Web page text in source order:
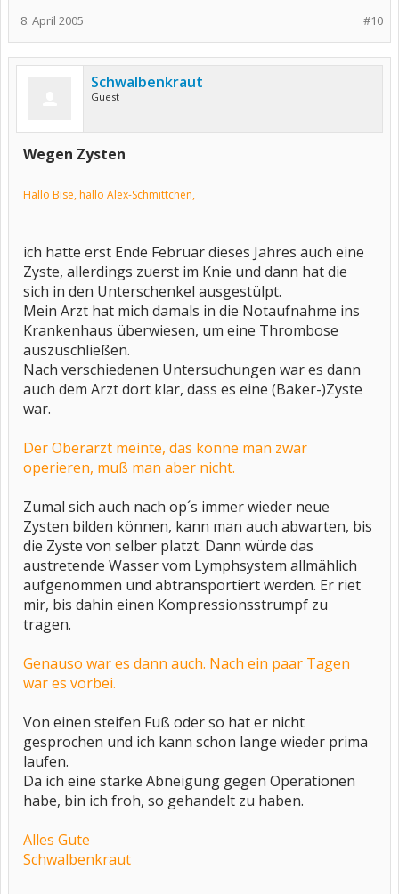
#10
8. April 2005
Schwalbenkraut
Guest
Wegen Zysten
Hallo Bise, hallo Alex-Schmittchen,
ich hatte erst Ende Februar dieses Jahres auch eine
Zyste, allerdings zuerst im Knie und dann hat die
sich in den Unterschenkel ausgestülpt.
Mein Arzt hat mich damals in die Notaufnahme ins
Krankenhaus überwiesen, um eine Thrombose
auszuschließen.
Nach verschiedenen Untersuchungen war es dann
auch dem Arzt dort klar, dass es eine (Baker-)Zyste
war.
Der Oberarzt meinte, das könne man zwar
operieren, muß man aber nicht.
Zumal sich auch nach op´s immer wieder neue
Zysten bilden können, kann man auch abwarten, bis
die Zyste von selber platzt. Dann würde das
austretende Wasser vom Lymphsystem allmählich
aufgenommen und abtransportiert werden. Er riet
mir, bis dahin einen Kompressionsstrumpf zu
tragen.
Genauso war es dann auch. Nach ein paar Tagen
war es vorbei.
Von einen steifen Fuß oder so hat er nicht
gesprochen und ich kann schon lange wieder prima
laufen.
Da ich eine starke Abneigung gegen Operationen
habe, bin ich froh, so gehandelt zu haben.
Alles Gute
Schwalbenkraut